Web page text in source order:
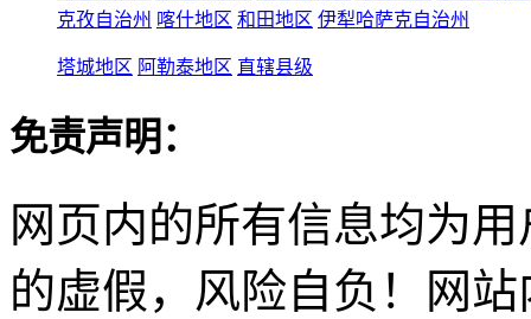
克孜自治州 喀什地区 和田地区 伊犁哈萨克自治州
塔城地区 阿勒泰地区 直辖县级
免责声明：
网页内的所有信息均为
的虚假，风险自负！网